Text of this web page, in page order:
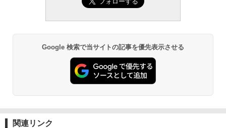
Google 検索で当サイトの記事を優先表示させる
関連リンク